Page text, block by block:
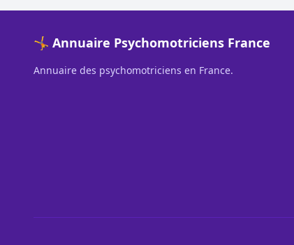
🤸 Annuaire Psychomotriciens France
Annuaire des psychomotriciens en France.